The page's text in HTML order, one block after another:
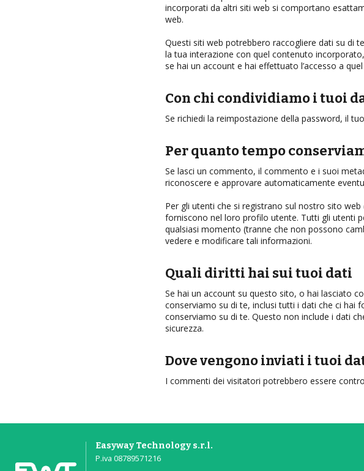
incorporati da altri siti web si comportano
web.
Questi siti web potrebbero raccogliere dati su di
la tua interazione con quel contenuto
se hai un account e hai effettuato l’accesso a
Con chi condividiamo i tuoi
Se richiedi la reimpostazione della password, il
Per quanto tempo
Se lasci un commento, il commento e i suoi
riconoscere e approvare automaticamente
Per gli utenti che si registrano sul nostro sito
forniscono nel loro profilo utente. Tutti gli utenti
qualsiasi momento (tranne che non possono
vedere e modificare tali informazioni.
Quali diritti hai sui tuoi dati
Se hai un account su questo sito, o hai lasciato
conserviamo su di te, inclusi tutti i dati che ci hai
conserviamo su di te. Questo non include i dati
sicurezza.
Dove vengono inviati i tuoi
I commenti dei visitatori potrebbero essere
Easyway Technology s.r.l.
P.iva 08789571216